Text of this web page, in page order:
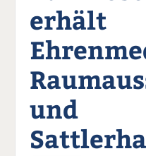
erhält
und